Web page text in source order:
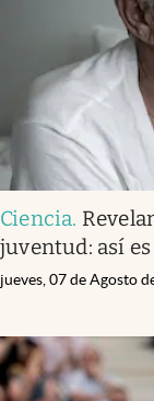
Ciencia.
juventud: así
jueves, 07 de Agosto